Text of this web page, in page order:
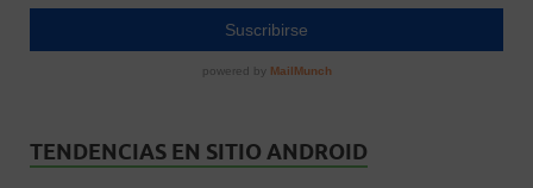
TENDENCIAS EN SITIO ANDROID